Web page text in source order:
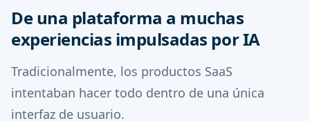
De una plataforma a muchas
experiencias impulsadas por IA
Tradicionalmente, los productos SaaS
intentaban hacer todo dentro de una única
interfaz de usuario.